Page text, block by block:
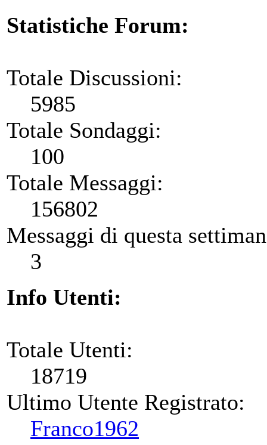
Statistiche Forum:
Totale Discussioni:
5985
Totale Sondaggi:
100
Totale Messaggi:
156802
Messaggi di questa
3
Info Utenti:
Totale Utenti:
18719
Ultimo Utente Registrato:
Franco1962